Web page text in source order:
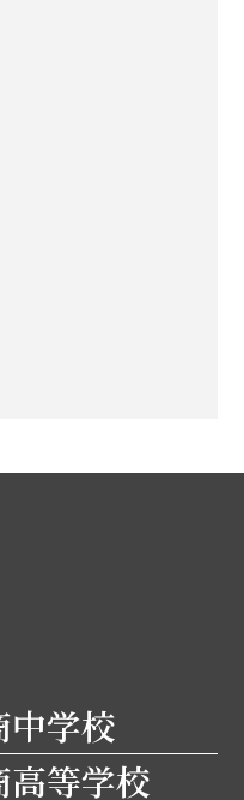
中学校
等学校